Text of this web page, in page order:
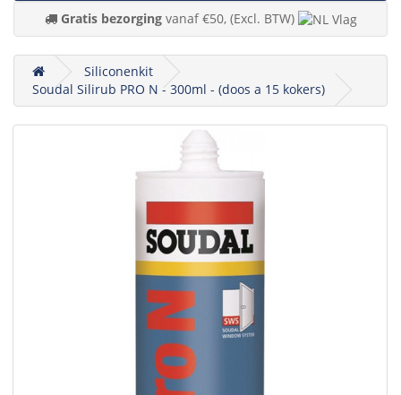
Gratis bezorgingvanaf €50, (Excl. BTW)
Siliconenkit
Soudal Silirub PRO N - 300ml - (doos a 15 kokers)